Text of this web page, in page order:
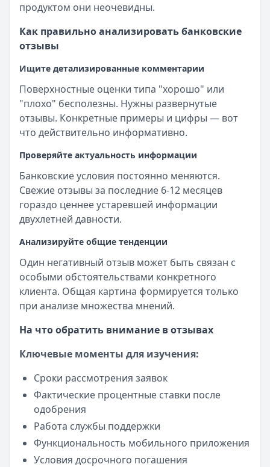
продуктом они неочевидны.
Как правильно анализировать банковские
отзывы
Ищите детализированные комментарии
Поверхностные оценки типа "хорошо" или
"плохо" бесполезны. Нужны развернутые
отзывы. Конкретные примеры и цифры — вот
что действительно информативно.
Проверяйте актуальность информации
Банковские условия постоянно меняются.
Свежие отзывы за последние 6-12 месяцев
гораздо ценнее устаревшей информации
двухлетней давности.
Анализируйте общие тенденции
Один негативный отзыв может быть связан с
особыми обстоятельствами конкретного
клиента. Общая картина формируется только
при анализе множества мнений.
На что обратить внимание в отзывах
Ключевые моменты для изучения:
Сроки рассмотрения заявок
Фактические процентные ставки после
одобрения
Работа службы поддержки
Функциональность мобильного приложения
Условия досрочного погашения